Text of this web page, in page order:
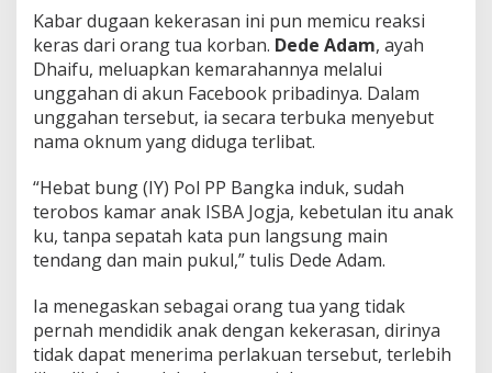
Kabar dugaan kekerasan ini pun memicu reaksi
keras dari orang tua korban. Dede Adam, ayah
Dhaifu, meluapkan kemarahannya melalui
unggahan di akun Facebook pribadinya. Dalam
unggahan tersebut, ia secara terbuka menyebut
nama oknum yang diduga terlibat.
“Hebat bung (IY) Pol PP Bangka induk, sudah
terobos kamar anak ISBA Jogja, kebetulan itu anak
ku, tanpa sepatah kata pun langsung main
tendang dan main pukul,” tulis Dede Adam.
Ia menegaskan sebagai orang tua yang tidak
pernah mendidik anak dengan kekerasan, dirinya
tidak dapat menerima perlakuan tersebut, terlebih